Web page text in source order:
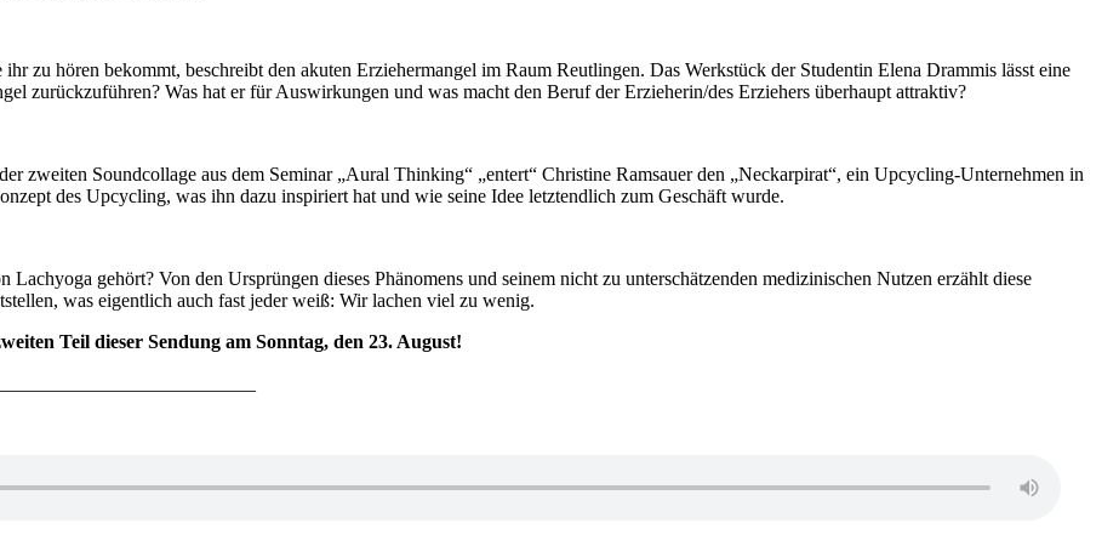
zu hören bekommt, beschreibt den akuten Erziehermangel im Raum Reutlingen. Das Werkstück der Studentin Elena Drammis lässt eine
zurückzuführen? Was hat er für Auswirkungen und was macht den Beruf der Erzieherin/des Erziehers überhaupt attraktiv?
zweiten Soundcollage aus dem Seminar „Aural Thinking“ „entert“ Christine Ramsauer den „Neckarpirat“, ein Upcycling-Unternehmen in
des Upcycling, was ihn dazu inspiriert hat und wie seine Idee letztendlich zum Geschäft wurde.
gehört? Von den Ursprüngen dieses Phänomens und seinem nicht zu unterschätzenden medizinischen Nutzen erzählt diese
was eigentlich auch fast jeder weiß: Wir lachen viel zu wenig.
Teil dieser Sendung am Sonntag, den 23. August!